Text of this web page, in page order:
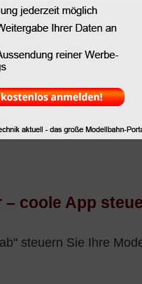
kostenlos echte
Version 7
mit
Professional
coole App
steuern Sie Ihre